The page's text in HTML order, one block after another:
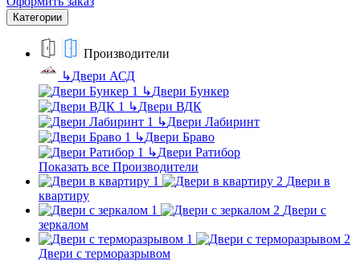
Категории
Производители
↳Двери АСД
↳Двери Бункер
↳Двери ВДК
↳Двери Лабиринт
↳Двери Браво
↳Двери Ратибор
Показать все Производители
Двери в
квартиру
Двери с
зеркалом
Двери с терморазрывом